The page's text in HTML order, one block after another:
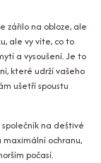
zářilo na obloze, ale
ale vy víte, co to
a vysoušení. Je to
které udrží vašeho
ušetří spoustu
na deštivé
maximální ochranu,
počasí.